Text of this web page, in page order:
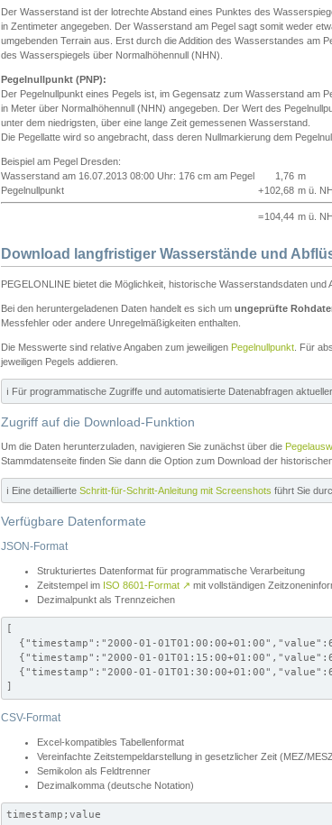
Der Wasserstand ist der lotrechte Abstand eines Punktes des
in Zentimeter angegeben. Der Wasserstand am Pegel sagt somit weder
umgebenden Terrain aus. Erst durch die Addition des Wasserstandes am
des Wasserspiegels über Normalhöhennull (NHN).
Pegelnullpunkt (PNP):
Der Pegelnullpunkt eines Pegels ist, im Gegensatz zum Wasserstand am
in Meter über Normalhöhennull (NHN) angegeben. Der Wert des
unter dem niedrigsten, über eine lange Zeit gemessenen Wasserstand.
Die Pegellatte wird so angebracht, dass deren Nullmarkierung dem
Beispiel am Pegel Dresden:
Wasserstand am 16.07.2013 08:00 Uhr: 176 cm am Pegel
1,76 m
Pegelnullpunkt
+102,68 m ü.
=104,44 m ü.
Download langfristiger Wasserstände und
PEGELONLINE bietet die Möglichkeit, historische Wasserstandsdaten
Bei den heruntergeladenen Daten handelt es sich um ungeprüfte
Messfehler oder andere Unregelmäßigkeiten enthalten.
Die Messwerte sind relative Angaben zum jeweiligen Pegelnullpunkt . Für
jeweiligen Pegels addieren.
ℹ️ Für programmatische Zugriffe und automatisierte Datenabfragen
Zugriff auf die Download-Funktion
Um die Daten herunterzuladen, navigieren Sie zunächst über die
Stammdatenseite finden Sie dann die Option zum Download der
ℹ️ Eine detaillierte Schritt-für-Schritt-Anleitung mit Screenshots führt Sie
Verfügbare Datenformate
JSON-Format
Strukturiertes Datenformat für programmatische Verarbeitung
Zeitstempel im ISO 8601-Format ↗ mit vollständigen
Dezimalpunkt als Trennzeichen
[
{"timestamp":"2000-01-
{"timestamp":"2000-01-
{"timestamp":"2000-01-
]
CSV-Format
Excel-kompatibles Tabellenformat
Vereinfachte Zeitstempeldarstellung in gesetzlicher Zeit (MEZ/
Semikolon als Feldtrenner
Dezimalkomma (deutsche Notation)
timestamp;value